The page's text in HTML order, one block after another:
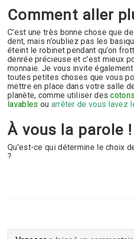
Comment aller
C’est une très bonne chose que
dent, mais n’oubliez pas les
éteint le robinet pendant qu’on
denrée précieuse et c’est mieux
monnaie. Je vous invite
toutes petites choses que vous
mettre en place dans votre salle
planète, comme utiliser des
lavables ou arrêter de vous lavez
À vous la parole !
Qu’est-ce qui détermine le choix
?